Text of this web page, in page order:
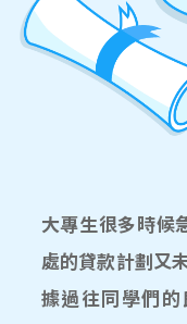
大專生很多時候
處的貸款計劃又
據過往同學們